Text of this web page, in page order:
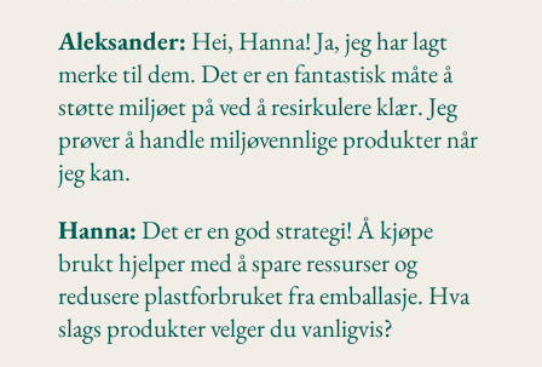
Aleksander: Hei, Hanna! Ja, jeg har lagt
merke til dem. Det er en fantastisk måte å
støtte miljøet på ved å resirkulere klær. Jeg
prøver å handle miljøvennlige produkter når
jeg kan.
Hanna:Det er en god strategi! Å kjøpe
brukt hjelper med å spare ressurser og
redusere plastforbruket fra emballasje. Hva
slags produkter velger du vanligvis?